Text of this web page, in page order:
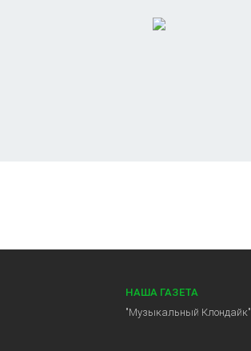
НАША ГАЗЕТА
"Музыкальный Клондайк"